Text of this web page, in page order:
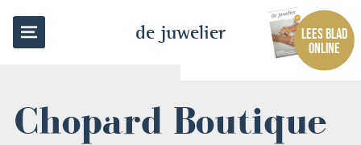
de juwelier
LEES BLAD
ONLINE
Chopard Boutique
TERUG NAAR OVERZICHT